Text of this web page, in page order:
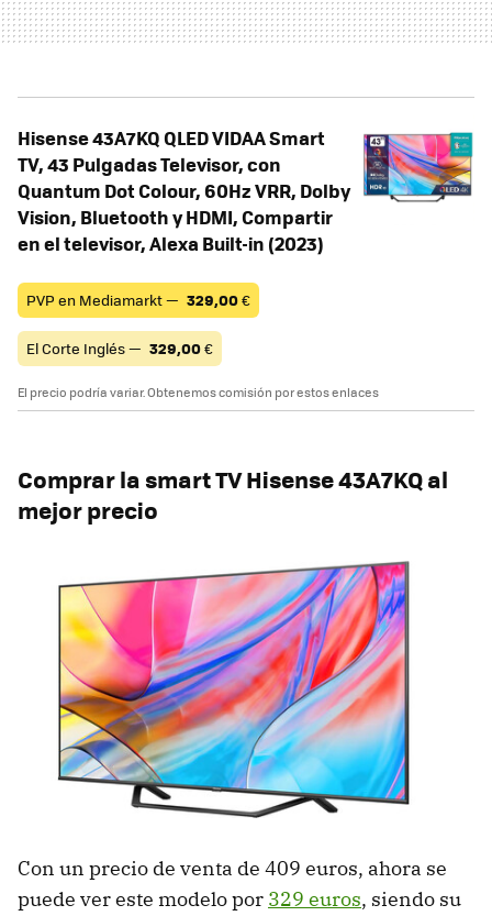
Hisense 43A7KQ QLED VIDAA Smart
TV, 43 Pulgadas Televisor, con
Quantum Dot Colour, 60Hz VRR, Dolby
Vision, Bluetooth y HDMI, Compartir
en el televisor, Alexa Built-in (2023)
PVP en Mediamarkt — 329,00€
El Corte Inglés — 329,00€
El precio podría variar. Obtenemos comisión por estos enlaces
Comprar la smart TV Hisense 43A7KQ al
mejor precio
Con un precio de venta de 409 euros, ahora se
puede ver este modelo por 329 euros, siendo su